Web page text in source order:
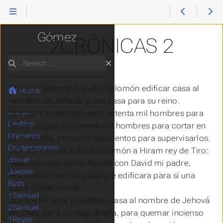
2CRÓNICAS 2
2Cr 2:1 Determinó, pues, Salomón edificar casa al
nombre de Jehová, y una casa para su reino.
2Cr 2:2 Y contó Salomón setenta mil hombres para
llevar cargas, y ochenta mil hombres para cortar en
la montaña, y tres mil seiscientos para supervisarlos.
2Cr 2:3 Y envió a decir Salomón a Hiram rey de Tiro:
Haz conmigo como hiciste con David mi padre,
enviándole cedros para que edificara para sí una
casa donde morar.
2Cr 2:4 He aquí yo edifico casa al nombre de Jehová
mi Dios, para consagrársela, para quemar incienso
Reina Valera
Gómez
Search
Home
Génesis
Éxodo
Levítico
Números
Deuteronomio
Josué
Jueces
Ruth
1Samuel
2Samuel
1Reyes